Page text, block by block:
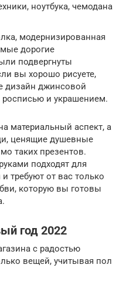
ноутбука, чемодана
модернизированная
дорогие
подвергнуты
вы хорошо рисуете,
дизайн джинсовой
росписью и украшением.
материальный аспект, а
ценящие душевные
таких презентов.
подходят для
требуют от вас только
которую вы готовы
год 2022
с радостью
вещей, учитывая пол